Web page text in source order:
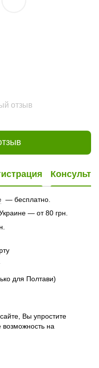
отзыв
— бесплатно.
— от 80 грн.
для Полтави)
Вы упростите
возможность на